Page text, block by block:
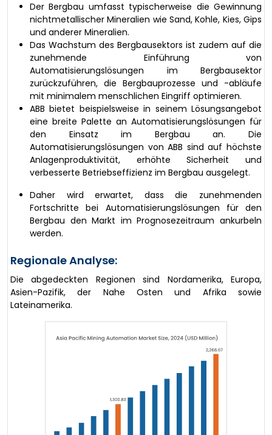
Der Bergbau umfasst typischerweise die Gewinnung
nichtmetallischer Mineralien wie Sand, Kohle, Kies, Gips
und anderer Mineralien.
Das Wachstum des Bergbausektors ist zudem auf die
zunehmende Einführung von
Automatisierungslösungen im Bergbausektor
zurückzuführen, die Bergbauprozesse und -abläufe
mit minimalem menschlichen Eingriff optimieren.
ABB bietet beispielsweise in seinem Lösungsangebot
eine breite Palette an Automatisierungslösungen für
den Einsatz im Bergbau an. Die
Automatisierungslösungen von ABB sind auf höchste
Anlagenproduktivität, erhöhte Sicherheit und
verbesserte Betriebseffizienz im Bergbau ausgelegt.
Daher wird erwartet, dass die zunehmenden
Fortschritte bei Automatisierungslösungen für den
Bergbau den Markt im Prognosezeitraum ankurbeln
werden.
Regionale Analyse:
Die abgedeckten Regionen sind Nordamerika, Europa,
Asien-Pazifik, der Nahe Osten und Afrika sowie
Lateinamerika.